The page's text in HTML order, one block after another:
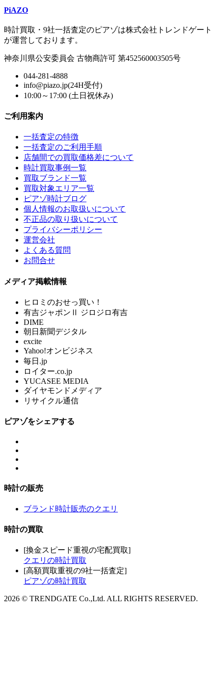
PiAZO
時計買取・9社一括査定のピアゾは株式会社トレンドゲート
が運営しております。
神奈川県公安委員会 古物商許可 第452560003505号
044-281-4888
info@piazo.jp(24H受付)
10:00～17:00 (土日祝休み)
ご利用案内
一括査定の特徴
一括査定のご利用手順
店舗間での買取価格差について
時計買取事例一覧
買取ブランド一覧
買取対象エリア一覧
ピアゾ時計ブログ
個人情報のお取扱いについて
不正品の取り扱いについて
プライバシーポリシー
運営会社
よくある質問
お問合せ
メディア掲載情報
ヒロミのおせっ買い！
有吉ジャポンⅡ ジロジロ有吉
DIME
朝日新聞デジタル
excite
Yahoo!オンビジネス
毎日.jp
ロイター.co.jp
YUCASEE MEDIA
ダイヤモンドメディア
リサイクル通信
ピアゾをシェアする
時計の販売
ブランド時計販売のクエリ
時計の買取
[換金スピード重視の宅配買取]
クエリの時計買取
[高額買取重視の9社一括査定]
ピアゾの時計買取
2026 © TRENDGATE Co.,Ltd. ALL RIGHTS RESERVED.